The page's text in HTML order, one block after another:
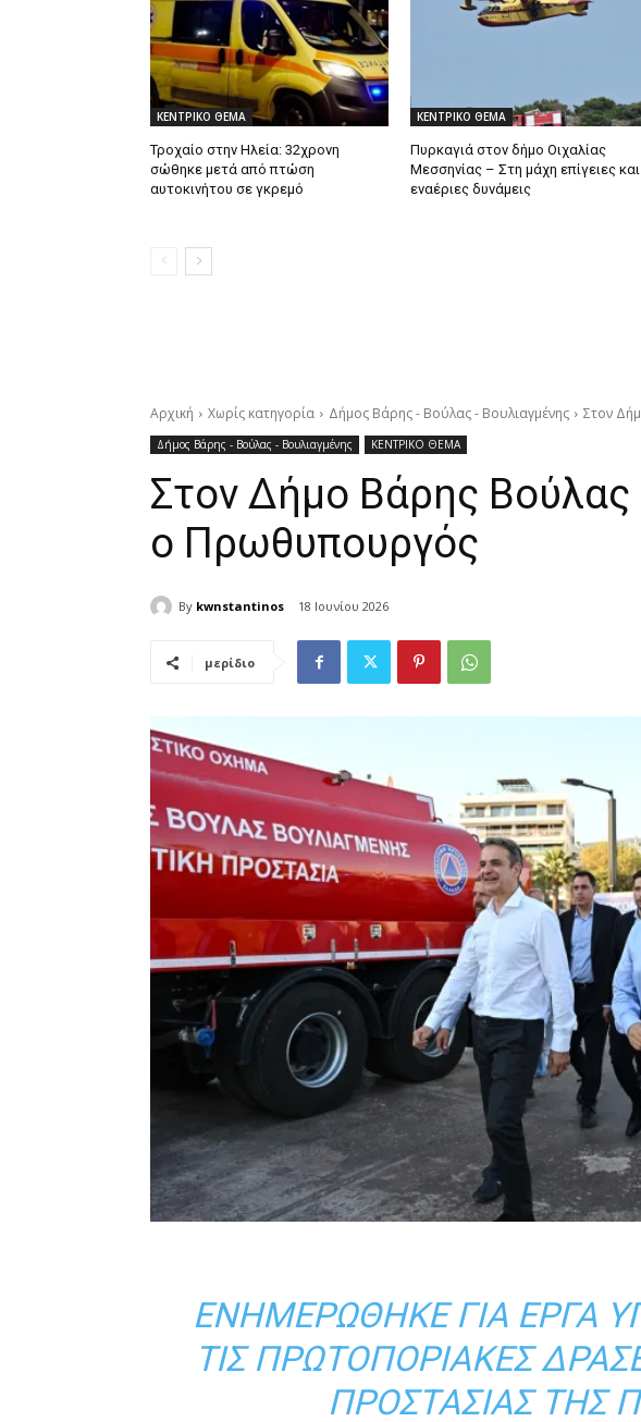
ΚΕΝΤΡΙΚΟ ΘΕΜΑ
Τροχαίο στην Ηλεία: 32χρονη
σώθηκε μετά από πτώση
αυτοκινήτου σε γκρεμό
ΚΕΝΤΡΙΚΟ ΘΕΜΑ
Πυρκαγιά στον δήμο Οιχαλίας
Μεσσηνίας – Στη μάχη επίγειες και
εναέριες δυνάμεις